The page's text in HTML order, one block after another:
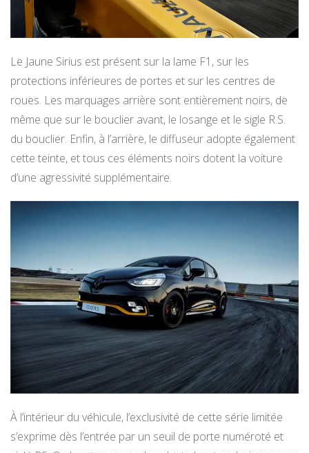
Le Jaune Sirius est présent sur la lame F1, sur les
protections inférieures de portes et sur les centres de
roues. Les marquages arrière sont entièrement noirs, de
même que sur le bouclier avant, le losange et le sigle R.S.
du bouclier. Enfin, à l’arrière, le diffuseur adopte également
cette teinte, et tous ces éléments noirs dotent la voiture
d’une agressivité supplémentaire.
À l’intérieur du véhicule, l’exclusivité de cette série limitée
s’exprime dès l’entrée par un seuil de porte numéroté et